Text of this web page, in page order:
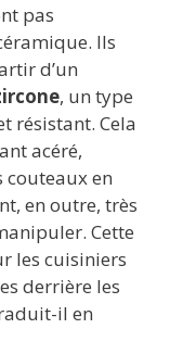
pas
Ils
d’un
, un type
résistant. Cela
acéré,
en
en outre, très
Cette
les cuisiniers
derrière les
il en